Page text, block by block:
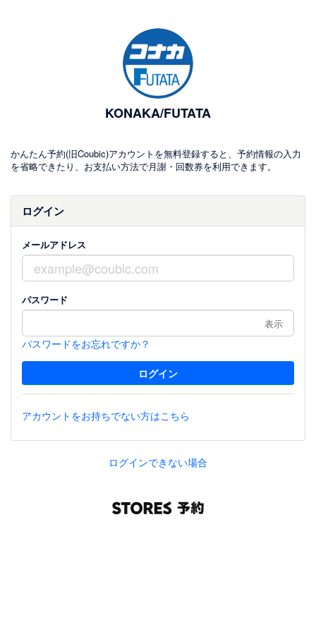
KONAKA/FUTATA
かんたん予約(旧Coubic)アカウントを無料登録すると、予約情報の入力
を省略できたり、お支払い方法で月謝・回数券を利用できます。
ログイン
メールアドレス
パスワード
表示
パスワードをお忘れですか？
アカウントをお持ちでない方はこちら
ログインできない場合